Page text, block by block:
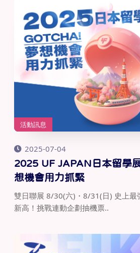
活動訊息
2025-07-04
​2025 UF JAPAN日本留學
想機會用力抓緊
雙日聯展 8/30(六)・8/31(日) 史上最
新高！挑戰連動企劃抽機票..